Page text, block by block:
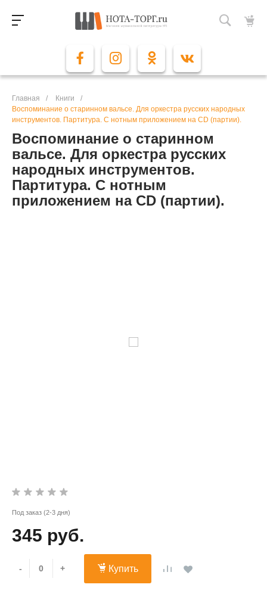
Главная / Книги
/
Воспоминание о старинном вальсе. Для оркестра русских народных
инструментов. Партитура. С нотным приложением на CD (партии).
Воспоминание о старинном
вальсе. Для оркестра русских
народных инструментов.
Партитура. С нотным
приложением на CD (партии).
Под заказ (2-3 дня)
345 руб.
- + Купить